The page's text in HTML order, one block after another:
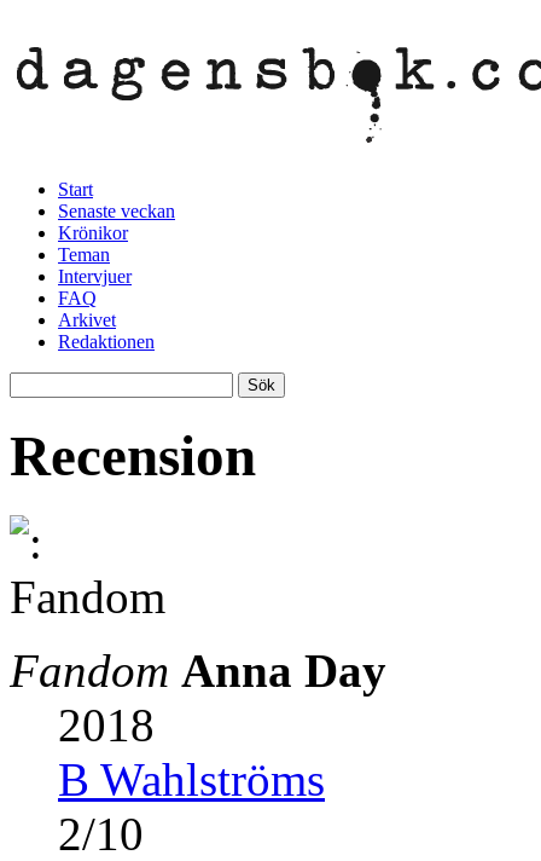
Start
Senaste veckan
Krönikor
Teman
Intervjuer
FAQ
Arkivet
Redaktionen
Recension
Fandom Anna Day
2018
B Wahlströms
2/10